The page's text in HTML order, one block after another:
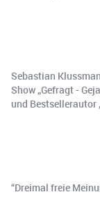
Sebastian
Show „Gefragt -
und Bestsellerautor
“Dreimal freie